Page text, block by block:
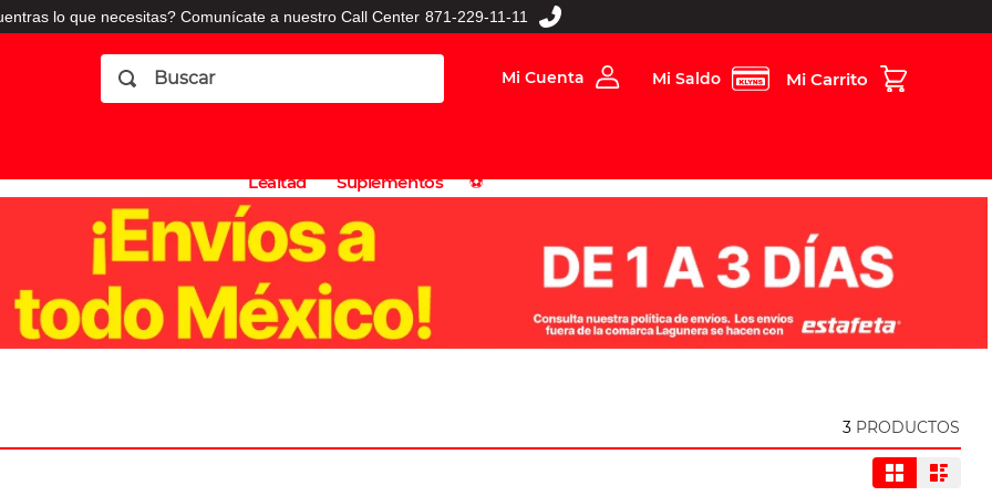
lo que necesitas? Comunícate a nuestro Call Center 871-229-11-11
Buscar
Mi Cuenta Mi Saldo
Lealtad
Suplementos
⚽️
3 PRODUCTOS